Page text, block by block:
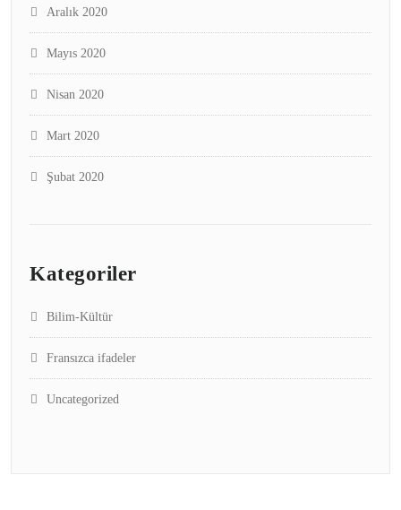
Aralık 2020
Mayıs 2020
Nisan 2020
Mart 2020
Şubat 2020
Kategoriler
Bilim-Kültür
Fransızca ifadeler
Uncategorized